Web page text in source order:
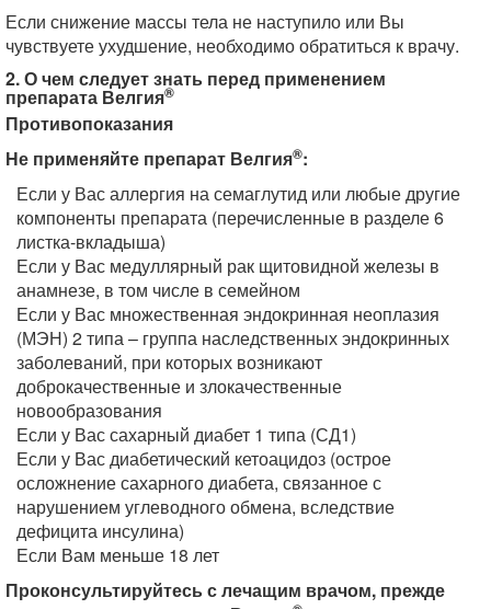
Если снижение массы тела не наступило или Вы
чувствуете ухудшение, необходимо обратиться к врачу.
2. О чем следует знать перед применением
препарата Велгия®
Противопоказания
Не применяйте препарат Велгия®:
Если у Вас аллергия на семаглутид или любые другие
компоненты препарата (перечисленные в разделе 6
листка-вкладыша)
Если у Вас медуллярный рак щитовидной железы в
анамнезе, в том числе в семейном
Если у Вас множественная эндокринная неоплазия
(МЭН) 2 типа – группа наследственных эндокринных
заболеваний, при которых возникают
доброкачественные и злокачественные
новообразования
Если у Вас сахарный диабет 1 типа (СД1)
Если у Вас диабетический кетоацидоз (острое
осложнение сахарного диабета, связанное с
нарушением углеводного обмена, вследствие
дефицита инсулина)
Если Вам меньше 18 лет
Проконсультируйтесь с лечащим врачом, прежде